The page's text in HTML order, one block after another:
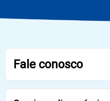
Fale conosco